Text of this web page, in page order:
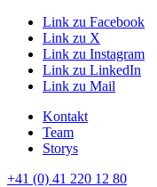
Link zu Facebook
Link zu X
Link zu Instagram
Link zu LinkedIn
Link zu Mail
Kontakt
Team
Storys
+41 (0) 41 220 12 80